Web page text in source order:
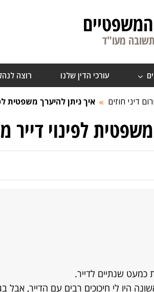
מעו"ד
עורכי הדין שלנו רוצה
דיני חוזים איך ניתן להיערך משפטית
לפינוי
כמעט שנתיים לדייר.
היו לי חיכוכים רבים עם הדייר, אבל